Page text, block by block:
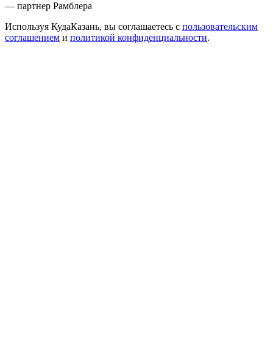
— партнер Рамблера
Используя КудаКазань, вы соглашаетесь с пользовательским
соглашением и политикой конфиденциальности.